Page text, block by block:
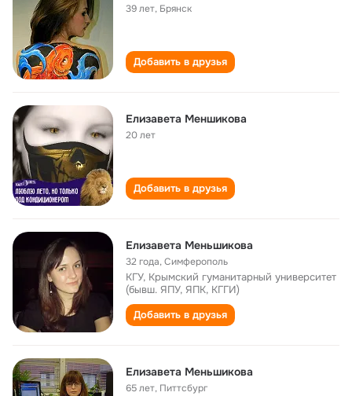
39 лет, Брянск
Добавить в друзья
Елизавета Меншикова
20 лет
Добавить в друзья
Елизавета Меньшикова
32 года,Симферополь
КГУ, Крымский гуманитарный университет
(бывш. ЯПУ, ЯПК, КГГИ)
Добавить в друзья
Елизавета Меньшикова
65 лет, Питтсбург